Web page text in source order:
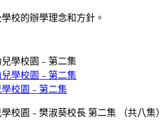
校的辦學理念和方針。
校園﹣第二集
校園﹣樊淑葵校長 第二集 （共八集）